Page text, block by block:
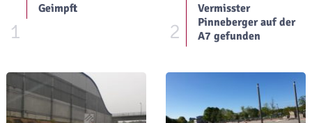
1
Geimpft
2
Vermisster
Pinneberger auf der
A7 gefunden